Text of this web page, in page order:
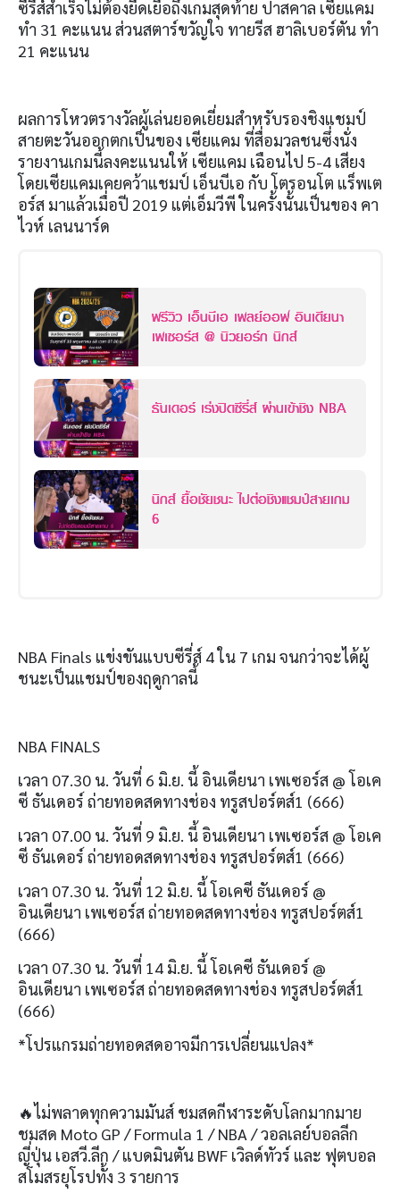
ซีรี่ส์สำเร็จไม่ต้องยืดเยื้อถึงเกมสุดท้าย ปาสคาล เซียแคม
ทำ 31 คะแนน ส่วนสตาร์ขวัญใจ ทายรีส ฮาลิเบอร์ตัน ทำ
21 คะแนน
ผลการโหวตรางวัลผู้เล่นยอดเยี่ยมสำหรับรองชิงแชมป์
สายตะวันออกตกเป็นของ เซียแคม ที่สื่อมวลชนซึ่งนั่ง
รายงานเกมนี้ลงคะแนนให้ เซียแคม เฉือนไป 5-4 เสียง
โดยเซียแคมเคยคว้าแชมป์ เอ็นบีเอ กับ โตรอนโต แร็พเต
อร์ส มาแล้วเมื่อปี 2019 แต่เอ็มวีพี ในครั้งนั้นเป็นของ คา
ไวห์ เลนนาร์ด
พรีวิว เอ็นบีเอ เพลย์ออฟ อินเดียนา
เพเซอร์ส @ นิวยอร์ก นิกส์
ธันเดอร์ เร่งปิดซีรี่ส์ ผ่านเข้าชิง NBA
นิกส์ ยื้อชัยชนะ ไปต่อชิงแชมป์สายเกม
6
NBA Finals แข่งขันแบบซีรี่ส์ 4 ใน 7 เกม จนกว่าจะได้ผู้
ชนะเป็นแชมป์ของฤดูกาลนี้
NBA FINALS
เวลา 07.30 น. วันที่ 6 มิ.ย. นี้ อินเดียนา เพเซอร์ส @ โอเค
ซี ธันเดอร์ ถ่ายทอดสดทางช่อง ทรูสปอร์ตส์1 (666)
เวลา 07.00 น. วันที่ 9 มิ.ย. นี้ อินเดียนา เพเซอร์ส @ โอเค
ซี ธันเดอร์ ถ่ายทอดสดทางช่อง ทรูสปอร์ตส์1 (666)
เวลา 07.30 น. วันที่ 12 มิ.ย. นี้ โอเคซี ธันเดอร์ @
อินเดียนา เพเซอร์ส ถ่ายทอดสดทางช่อง ทรูสปอร์ตส์1
(666)
เวลา 07.30 น. วันที่ 14 มิ.ย. นี้ โอเคซี ธันเดอร์ @
อินเดียนา เพเซอร์ส ถ่ายทอดสดทางช่อง ทรูสปอร์ตส์1
(666)
*โปรแกรมถ่ายทอดสดอาจมีการเปลี่ยนแปลง*
🔥ไม่พลาดทุกความมันส์ ชมสดกีฬาระดับโลกมากมาย
ชมสด Moto GP / Formula 1 / NBA / วอลเลย์บอลลีก
ญี่ปุ่น เอสวี.ลีก / แบดมินตัน BWF เวิลด์ทัวร์ และ ฟุตบอล
สโมสรยุโรปทั้ง 3 รายการ